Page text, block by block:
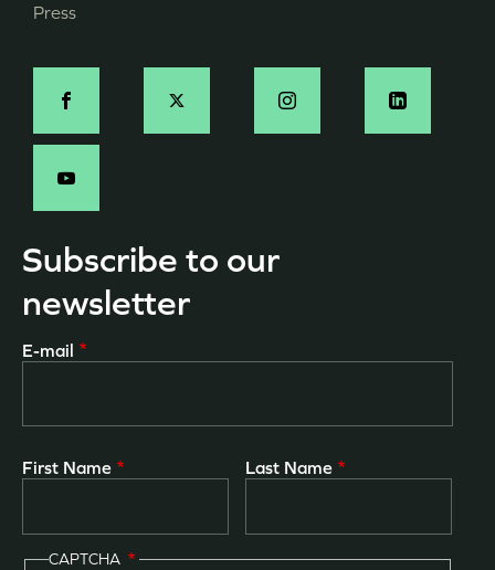
de
Press
Social
-
Subscribe to our
newsletter
E-mail
First Name Last Name
CAPTCHA